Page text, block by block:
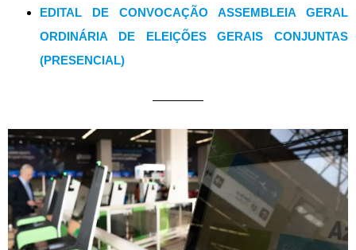
EDITAL DE CONVOCAÇÃO ASSEMBLEIA GERAL
ORDINÁRIA DE ELEIÇÕES GERAIS CONJUNTAS
(PRESENCIAL)